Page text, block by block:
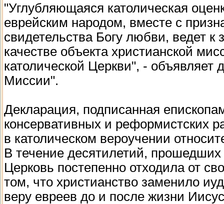
"Углубляющаяся католическая
еврейским народом, вместе с
свидетельства Богу любви, ведет
качестве объекта христианской
католической Церкви", -
Миссии".
Декларация, подписанная
консервативных и реформистских
в католическом вероучении
В течение десятилетий,
Церковь постепенно отходила от
том, что христианство заменило
веру евреев до и после жизни